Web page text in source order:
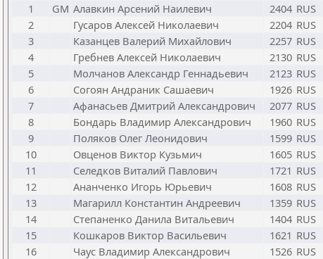
1
GM Алавкин Арсений Наилевич 2404 RUS
2
Гусаров Алексей Николаевич 2204 RUS
3
Казанцев Валерий Михайлович 2257 RUS
4
Гребнев Алексей Николаевич 2130 RUS
5
Молчанов Александр Геннадьевич 2123 RUS
6
Согоян Андраник Сашаевич 1926 RUS
7
Афанасьев Дмитрий Александрович 2077 RUS
8
Бондарь Владимир Александрович 1960 RUS
9
Поляков Олег Леонидович 1599 RUS
10
Овценов Виктор Кузьмич 1605 RUS
11
Селедков Виталий Павлович 1721 RUS
12
Ананченко Игорь Юрьевич 1608 RUS
13
Магарилл Константин Андреевич 1359 RUS
14
Степаненко Данила Витальевич 1404 RUS
15
Кошкаров Виктор Васильевич 1621 RUS
16
Чаус Владимир Александрович 1526 RUS